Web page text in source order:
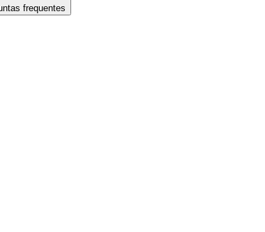
frequentes